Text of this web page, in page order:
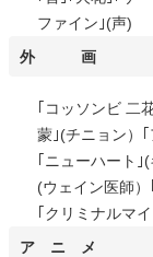
ファイン｣(声)
外 画
｢コッソンビ 二
蒙｣(チニョン）｢
｢ニューハート
(ウェイン医師）
｢クリミナルマ
ア ニ メ